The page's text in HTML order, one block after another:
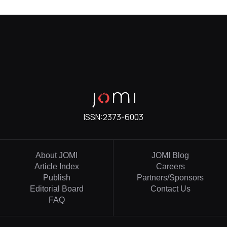
ISSN:2373-6003
About JOMI
Article Index
Publish
Editorial Board
FAQ
JOMI Blog
Careers
Partners/Sponsors
Contact Us